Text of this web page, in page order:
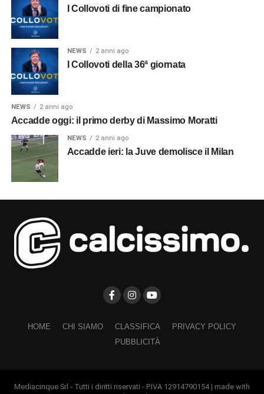
I Collovoti di fine campionato
NEWS 2 anni ago
I Collovoti della 36ª giornata
NEWS 2 anni ago
Accadde oggi: il primo derby di Massimo Moratti
NEWS 2 anni ago
Accadde ieri: la Juve demolisce il Milan
HOME CHI SIAMO CLASSIFICA
PRIVACY POLICY
PUBBLICITÀ
Mediacinque Srl - Tutti i diritti riservati - P.IVA 12914790154 | made with